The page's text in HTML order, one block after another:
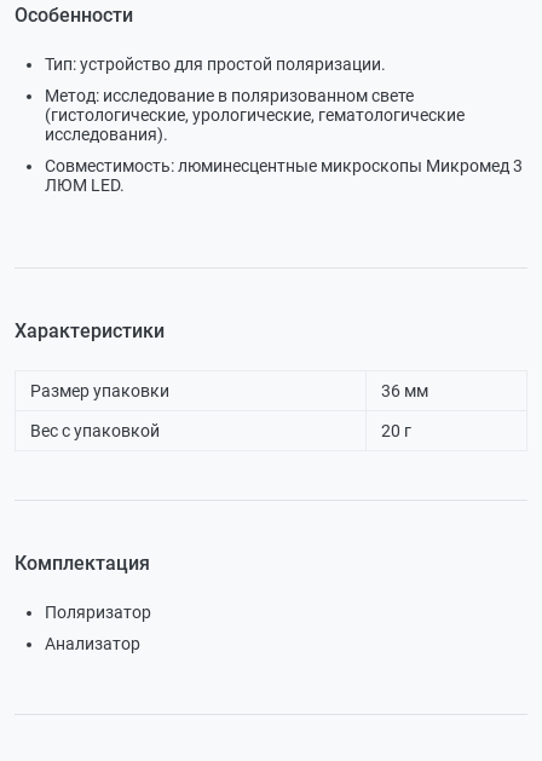
Особенности
Тип: устройство для простой поляризации.
Метод: исследование в поляризованном свете
(гистологические, урологические, гематологические
исследования).
Совместимость: люминесцентные микроскопы Микромед 3
ЛЮМ LED.
Характеристики
Размер упаковки 36 мм
Вес с упаковкой 20 г
Комплектация
Поляризатор
Анализатор